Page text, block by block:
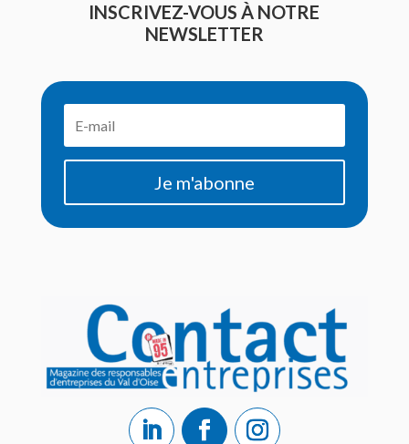
INSCRIVEZ-VOUS À NOTRE
NEWSLETTER
Je m'abonne